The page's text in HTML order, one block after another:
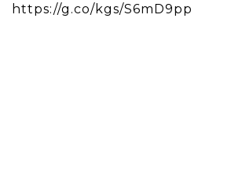
https://g.co/kgs/S6mD9pp